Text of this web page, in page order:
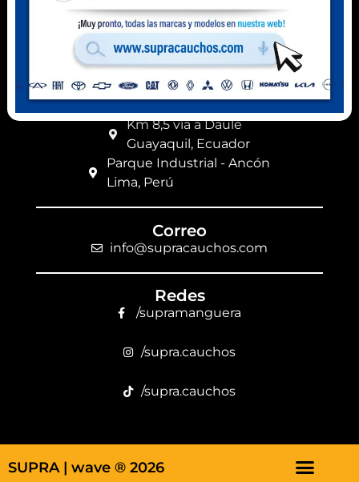
(+51) 941 541 444
Celular Ecuador
(+593) 99 078 6063
Ubicación
Km 8,5 vía a Daule
Guayaquil, Ecuador
Parque Industrial - Ancón
Lima, Perú
Correo
info@supracauchos.com
Redes
/supramanguera
/supra.cauchos
/supra.cauchos
SUPRA | wave ® 2026